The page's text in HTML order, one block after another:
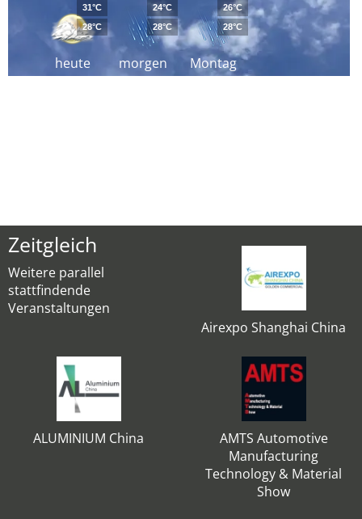
heute
31°C
28°C
morgen
24°C
28°C
Montag
26°C
28°C
Zeitgleich
Weitere parallel
stattfindende
Veranstaltungen
Airexpo Shanghai China
ALUMINIUM China
AMTS Automotive
Manufacturing
Technology & Material
Show